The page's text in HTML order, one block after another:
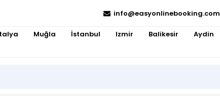
info@easyonlinebooking.com
Muğla İstanbul Izmir Balikesir Aydin